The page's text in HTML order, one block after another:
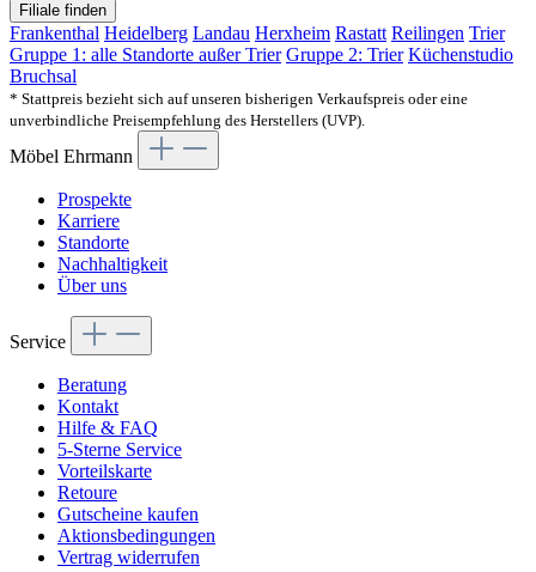
Filiale finden
Frankenthal Heidelberg Landau Herxheim Rastatt Reilingen Trier
Gruppe 1: alle Standorte außer Trier Gruppe 2: Trier Küchenstudio
Bruchsal
* Stattpreis bezieht sich auf unseren bisherigen Verkaufspreis oder eine
unverbindliche Preisempfehlung des Herstellers (UVP).
Möbel Ehrmann
Prospekte
Karriere
Standorte
Nachhaltigkeit
Über uns
Service
Beratung
Kontakt
Hilfe & FAQ
5-Sterne Service
Vorteilskarte
Retoure
Gutscheine kaufen
Aktionsbedingungen
Vertrag widerrufen